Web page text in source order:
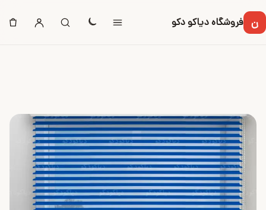
ن فروشگاه دیاکو دکو